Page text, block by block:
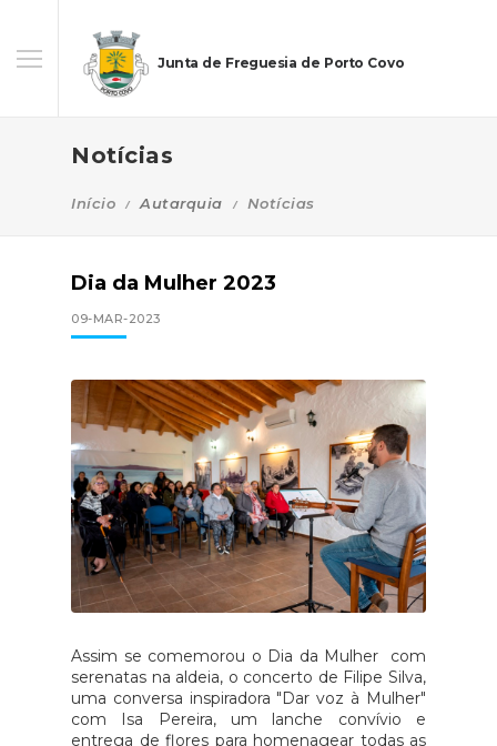
Junta de Freguesia de Porto Covo
Notícias
Início Autarquia Notícias
Dia da Mulher 2023
09-MAR-2023
Assim se comemorou o Dia da Mulher com
serenatas na aldeia, o concerto de Filipe Silva,
uma conversa inspiradora "Dar voz à Mulher"
com Isa Pereira, um lanche convívio e
entrega de flores para homenagear todas as